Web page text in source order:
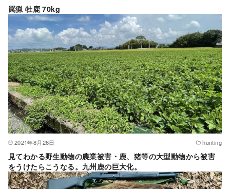
罠猟 牡鹿 70kg
2021年8月26日 hunting
見てわかる野生動物の農業被害・鹿、猪等の大型動物から被害
をうけたらこうなる。九州鹿の巨大化。